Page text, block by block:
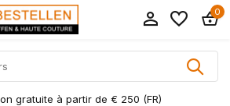
0
gratuite à partir de € 250 (FR)